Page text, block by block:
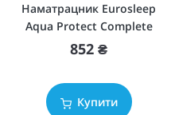
Наматрацник Eurosleep
Aqua Protect Complete
852 ₴
Купити